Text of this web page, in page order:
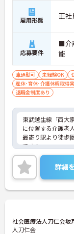
雇用形態 正
応募要件
■介
能
車通勤可 未経験OK
産休･育休･介護休暇取得
退職金制度あり
東武越生線「西大
に位置する介護老
最寄り駅より徒歩
です！
ご興味のある方に
にお問い合わせくだ
詳細
社会医療法人刀仁会坂
人刀仁会